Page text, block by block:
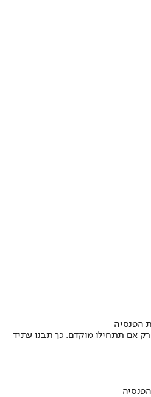
הפנסיה
אם תתחילו מוקדם. כך תבנו עתיד